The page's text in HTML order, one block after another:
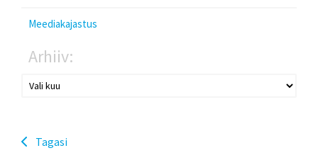
Meediakajastus
Arhiiv:
Tagasi